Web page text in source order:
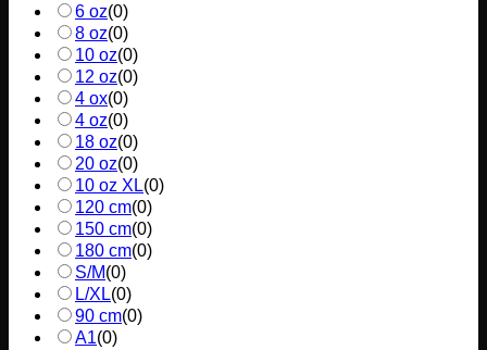
6 oz(0)
8 oz(0)
10 oz(0)
12 oz(0)
4 ox(0)
4 oz(0)
18 oz(0)
20 oz(0)
10 oz XL(0)
120 cm(0)
150 cm(0)
180 cm(0)
S/M(0)
L/XL(0)
90 cm(0)
A1(0)